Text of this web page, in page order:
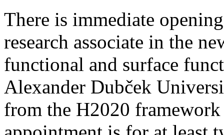
There is immediate
research associate in the
functional and surface
Alexander Dubček
from the H2020